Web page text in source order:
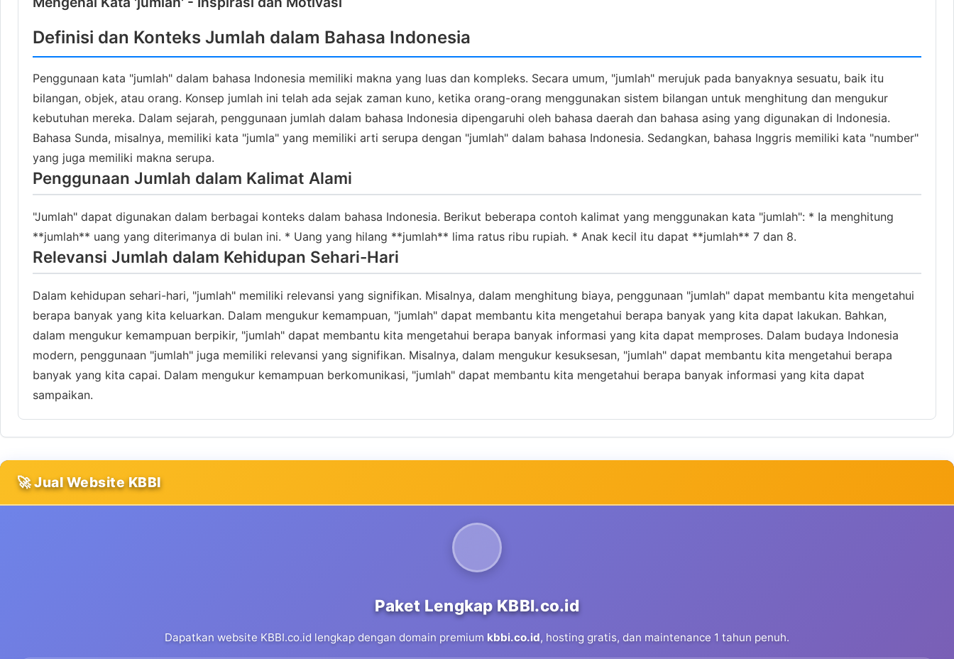
Definisi dan Konteks Jumlah dalam Bahasa Indonesia
Penggunaan kata "jumlah" dalam bahasa Indonesia memiliki makna yang luas dan kompleks. Secara umum, "jumlah" merujuk pada banyaknya sesuatu, baik itu
bilangan, objek, atau orang. Konsep jumlah ini telah ada sejak zaman kuno, ketika orang-orang menggunakan sistem bilangan untuk menghitung dan mengukur
kebutuhan mereka. Dalam sejarah, penggunaan jumlah dalam bahasa Indonesia dipengaruhi oleh bahasa daerah dan bahasa asing yang digunakan di Indonesia.
Bahasa Sunda, misalnya, memiliki kata "jumla" yang memiliki arti serupa dengan "jumlah" dalam bahasa Indonesia. Sedangkan, bahasa Inggris memiliki kata "number"
yang juga memiliki makna serupa.
Penggunaan Jumlah dalam Kalimat Alami
"Jumlah" dapat digunakan dalam berbagai konteks dalam bahasa Indonesia. Berikut beberapa contoh kalimat yang menggunakan kata "jumlah": * Ia menghitung
**jumlah** uang yang diterimanya di bulan ini. * Uang yang hilang **jumlah** lima ratus ribu rupiah. * Anak kecil itu dapat **jumlah** 7 dan 8.
Relevansi Jumlah dalam Kehidupan Sehari-Hari
Dalam kehidupan sehari-hari, "jumlah" memiliki relevansi yang signifikan. Misalnya, dalam menghitung biaya, penggunaan "jumlah" dapat membantu kita mengetahui
berapa banyak yang kita keluarkan. Dalam mengukur kemampuan, "jumlah" dapat membantu kita mengetahui berapa banyak yang kita dapat lakukan. Bahkan,
dalam mengukur kemampuan berpikir, "jumlah" dapat membantu kita mengetahui berapa banyak informasi yang kita dapat memproses. Dalam budaya Indonesia
modern, penggunaan "jumlah" juga memiliki relevansi yang signifikan. Misalnya, dalam mengukur kesuksesan, "jumlah" dapat membantu kita mengetahui berapa
banyak yang kita capai. Dalam mengukur kemampuan berkomunikasi, "jumlah" dapat membantu kita mengetahui berapa banyak informasi yang kita dapat
sampaikan.
🚀 Jual Website KBBI
Paket Lengkap KBBI.co.id
Dapatkan website KBBI.co.id lengkap dengan domain premium kbbi.co.id, hosting gratis, dan maintenance 1 tahun penuh.